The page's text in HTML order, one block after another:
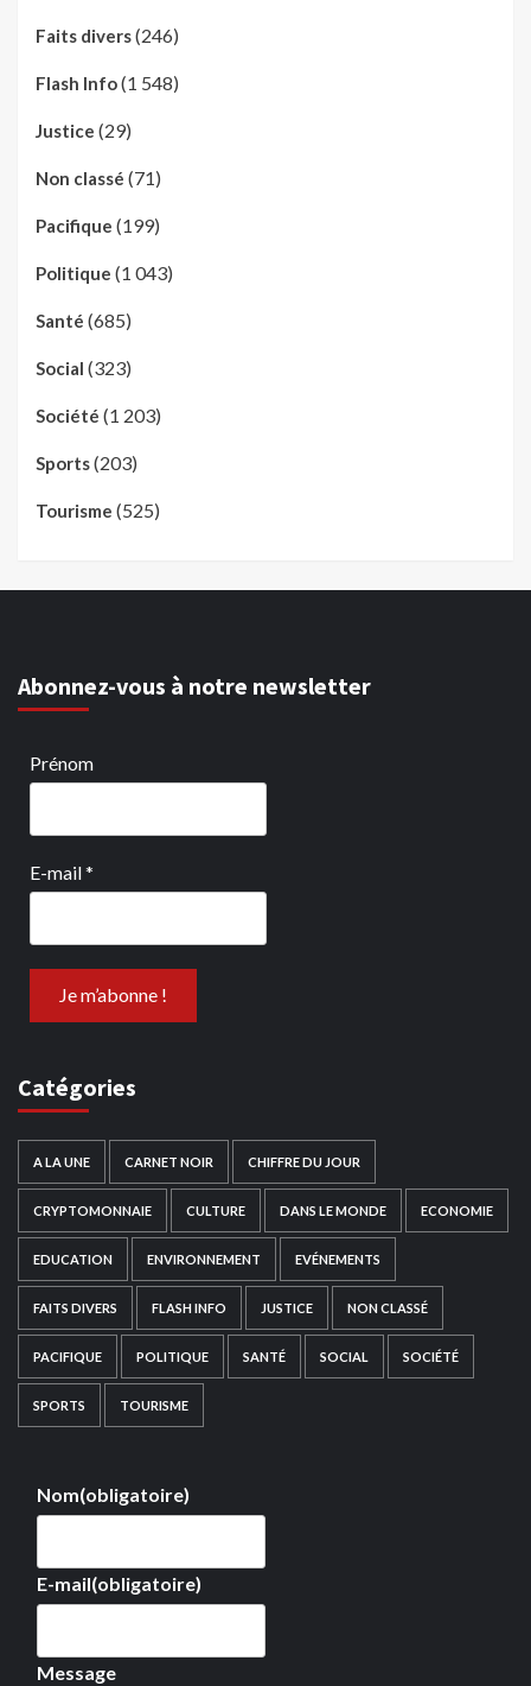
Faits divers(246)
Flash Info(1 548)
Justice (29)
Non classé (71)
Pacifique (199)
Politique (1 043)
Santé (685)
Social (323)
Société (1 203)
Sports(203)
Tourisme (525)
Abonnez-vous à notre newsletter
Prénom
E-mail*
Catégories
A LA UNE CARNET NOIR CHIFFRE DU JOUR
CRYPTOMONNAIE CULTURE DANS LE MONDE ECONOMIE
EDUCATION ENVIRONNEMENT EVÉNEMENTS
FAITS DIVERS FLASH INFO JUSTICE NON CLASSÉ
PACIFIQUE POLITIQUE SANTÉ SOCIAL SOCIÉTÉ
SPORTS TOURISME
Nom(obligatoire)
E-mail(obligatoire)
Message